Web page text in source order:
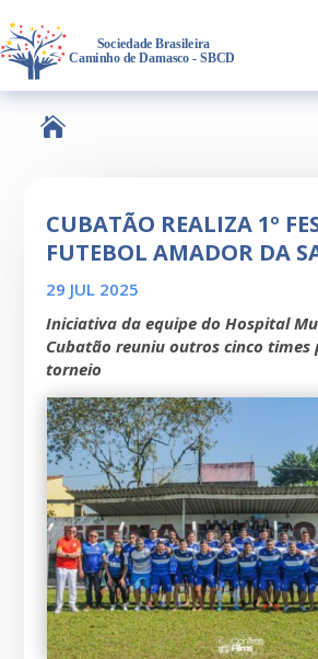

CUBATÃO REALIZA 1º
FUTEBOL AMADOR DA
29 JUL 2025
Iniciativa da equipe do Hospital
Cubatão reuniu outros cinco times
torneio